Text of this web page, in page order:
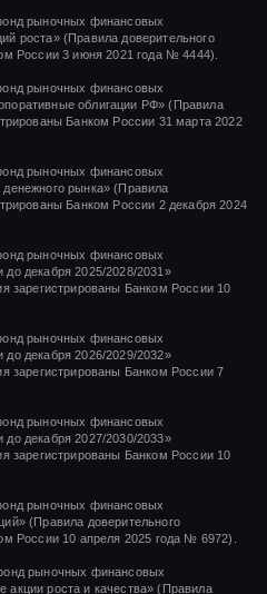
рыночных финансовых
роста»(Правила доверительного
России3 июня 2021 года № 4444).
рыночных финансовых
облигации РФ» (Правила
Банком России 31 марта 2022
рыночных финансовых
рынка» (Правила
Банком России 2 декабря 2024
рыночных финансовых
декабря 2025/2028/2031»
зарегистрированы Банком России 10
рыночных финансовых
декабря 2026/2029/2032»
зарегистрированы Банком России 7
рыночных финансовых
декабря 2027/2030/2033»
зарегистрированы Банком России 10
рыночных финансовых
(Правила доверительного
России 10 апреля 2025 года № 6972).
рыночных финансовых
роста и качества» (Правила